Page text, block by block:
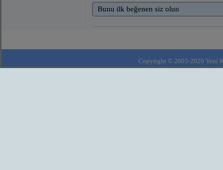
Bunu ilk beğenen siz olun
Copyright © 2005-2020 Yeni